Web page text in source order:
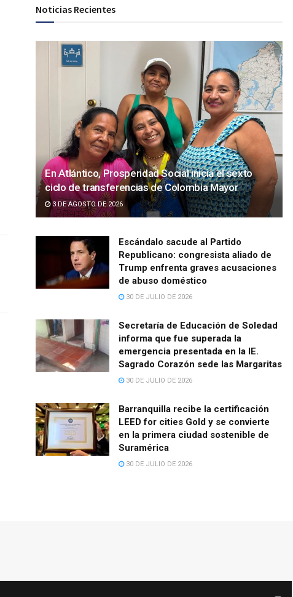
Noticias Recientes
En Atlántico, Prosperidad Social inicia el sexto
ciclo de transferencias de Colombia Mayor
3 DE AGOSTO DE 2026
Escándalo sacude al Partido
Republicano: congresista aliado de
Trump enfrenta graves acusaciones
de abuso doméstico
30 DE JULIO DE 2026
Secretaría de Educación de Soledad
informa que fue superada la
emergencia presentada en la IE.
Sagrado Corazón sede las Margaritas
30 DE JULIO DE 2026
Barranquilla recibe la certificación
LEED for cities Gold y se convierte
en la primera ciudad sostenible de
Suramérica
30 DE JULIO DE 2026